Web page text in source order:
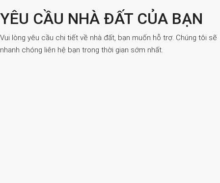
YÊU CẦU NHÀ ĐẤT CỦA BẠN
Vui lòng yêu cầu chi tiết về nhà đất, bạn muốn hỗ trợ. Chúng tôi sẽ
nhanh chóng liên hệ bạn trong thời gian sớm nhất.